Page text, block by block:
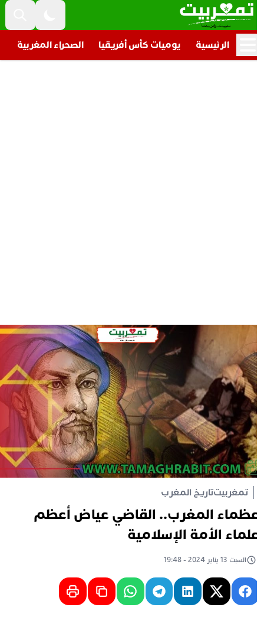
الرئيسية يوميات كأس أفريقيا الصحراء المغربية
تمغربيتتاريخ المغرب
المغرب.. القاضي عياض أعظم
الأمة الإسلامية
السبت 13 يناير 2024 - 19:48